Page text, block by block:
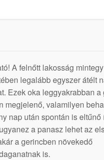
A felnőtt lakosság
legalább egyszer átélt
Ezek oka leggyakrabban a
megjelenő, valamilyen
nap után spontán is eltűnő
a panasz lehet az
a gerincben növekedő
is.